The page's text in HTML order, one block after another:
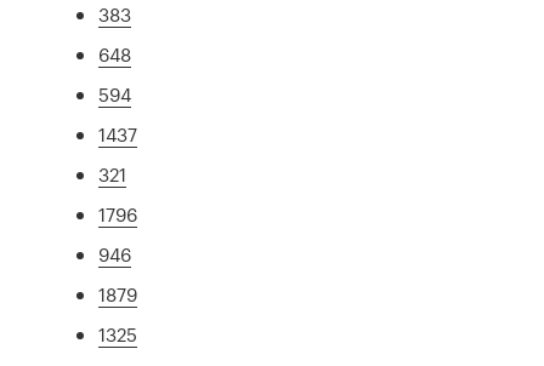
383
648
594
1437
321
1796
946
1879
1325